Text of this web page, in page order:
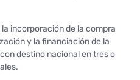
incorporación de la compra
y la financiación de la
destino nacional en tres o